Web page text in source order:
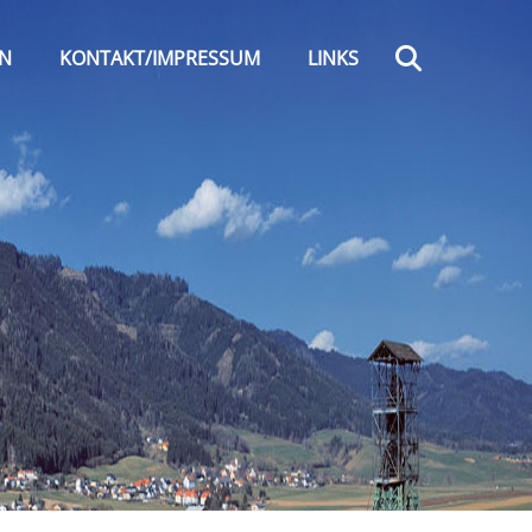
KONTAKT/IMPRESSUM LINKS